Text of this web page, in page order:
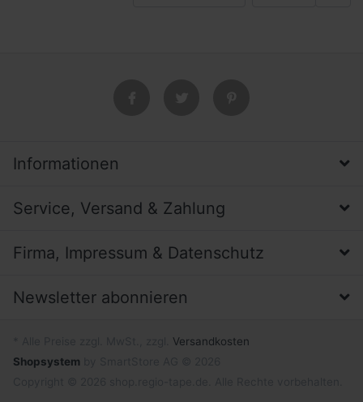
Informationen
Service, Versand & Zahlung
Firma, Impressum & Datenschutz
Newsletter abonnieren
Versandkosten
Shopsystem